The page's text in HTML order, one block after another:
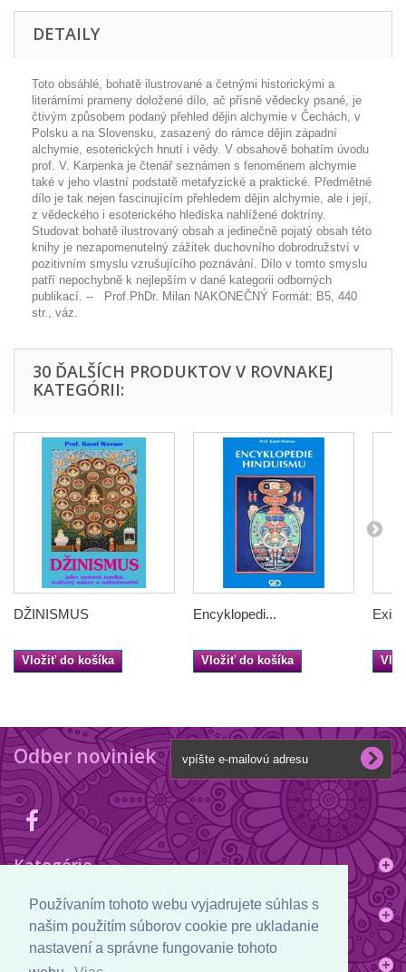
Používaním tohoto webu vyjadrujete súhlas s
našim použitím súborov cookie pre ukladanie
nastavení a správne fungovanie tohoto
DETAILY
Toto obsáhlé, bohatě ilustrované a četnými historickými a
literárními prameny doložené dílo, ač přísně vědecky psané, je
čtivým způsobem podaný přehled dějin alchymie v Čechách, v
Polsku a na Slovensku, zasazený do rámce dějin západní
alchymie, esoterických hnutí i vědy. V obsahově bohatím úvodu
prof. V. Karpenka je čtenář seznámen s fenoménem alchymie
také v jeho vlastní podstatě metafyzické a praktické. Předmětné
dílo je tak nejen fascinujícím přehledem dějin alchymie, ale i její,
z vědeckého i esoterického hlediska nahlížené doktríny.
Studovat bohatě ilustrovaný obsah a jedinečně pojatý obsah této
knihy je nezapomenutelný zážitek duchovního dobrodružství v
pozitivním smyslu vzrušujícího poznávání. Dílo v tomto smyslu
patří nepochybně k nejlepším v dané kategorii odborných
publikací. -- Prof.PhDr. Milan NAKONEČNÝ Formát: B5, 440
str., váz.
30 ĎALŠÍCH PRODUKTOV V ROVNAKEJ
KATEGÓRII:
DŽINISMUS
Vložiť do košíka
Encyklopedi...
Vložiť do košíka
Odber noviniek
Kategórie
Informácie
Informácie o obchode